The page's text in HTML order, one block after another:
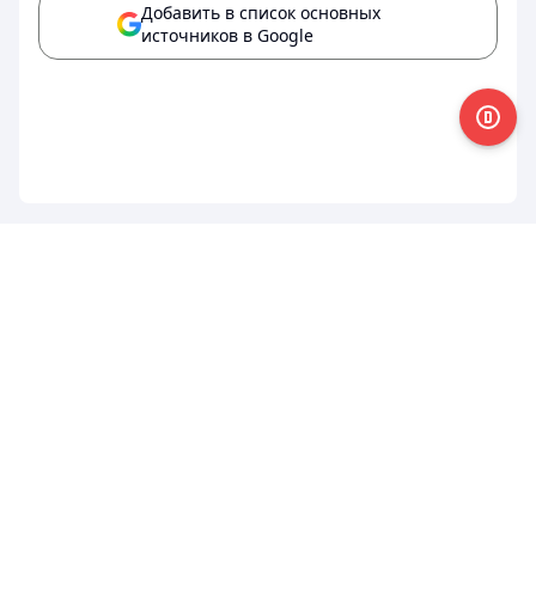
Добавить в список основных
источников в Google